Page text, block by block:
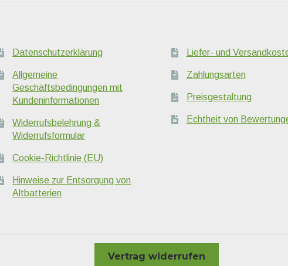
Datenschutzerklärung
Allgemeine
Geschäftsbedingungen mit
Kundeninformationen
Widerrufsbelehrung &
Widerrufsformular
Cookie-Richtlinie (EU)
Hinweise zur Entsorgung von
Altbatterien
Liefer- und
Zahlungsarten
Preisgestaltung
Echtheit von
Vertrag widerrufen